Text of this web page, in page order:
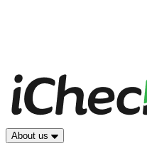
About us